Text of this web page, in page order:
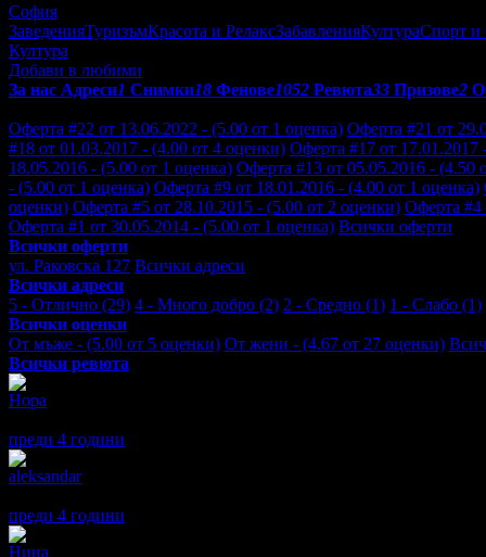
София
ЗаведенияТуризъмКрасота и РелаксЗабавленияКултураСпорт и
Култура
Добави в любими
За нас Адреси1 Снимки18 Фенове1052 Ревюта33 Призове2
Оферта #22 от 13.06.2022 - (5.00 от 1 оценка) Оферта #21 от
#18 от 01.03.2017 - (4.00 от 4 оценки) Оферта #17 от 17.01.2017
18.05.2016 - (5.00 от 1 оценка) Оферта #13 от 05.05.2016 - (4.50
- (5.00 от 1 оценка) Оферта #9 от 18.01.2016 - (4.00 от 1 оценка)
оценки) Оферта #5 от 28.10.2015 - (5.00 от 2 оценки) Оферта #4
Оферта #1 от 30.05.2014 - (5.00 от 1 оценка) Всички оферти
Всички оферти
ул. Раковска 127 Всички адреси
Всички адреси
5 - Отлично (29) 4 - Много добро (2) 2 - Средно (1) 1 - Слабо (1)
Всички оценки
От мъже - (5.00 от 5 оценки) От жени - (4.67 от 27 оценки)
Всички ревюта
Нора
преди 4 години
aleksandar
преди 4 години
Нина